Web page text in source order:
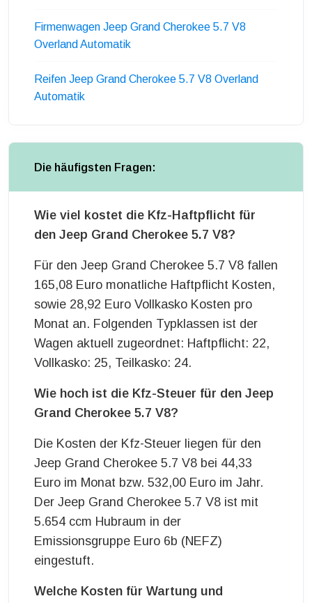
Firmenwagen Jeep Grand Cherokee 5.7 V8
Overland Automatik
Reifen Jeep Grand Cherokee 5.7 V8 Overland
Automatik
Die häufigsten Fragen:
Wie viel kostet die Kfz-Haftpflicht für
den Jeep Grand Cherokee 5.7 V8?
Für den Jeep Grand Cherokee 5.7 V8 fallen
165,08 Euro monatliche Haftpflicht Kosten,
sowie 28,92 Euro Vollkasko Kosten pro
Monat an. Folgenden Typklassen ist der
Wagen aktuell zugeordnet: Haftpflicht: 22,
Vollkasko: 25, Teilkasko: 24.
Wie hoch ist die Kfz-Steuer für den Jeep
Grand Cherokee 5.7 V8?
Die Kosten der Kfz-Steuer liegen für den
Jeep Grand Cherokee 5.7 V8 bei 44,33
Euro im Monat bzw. 532,00 Euro im Jahr.
Der Jeep Grand Cherokee 5.7 V8 ist mit
5.654 ccm Hubraum in der
Emissionsgruppe Euro 6b (NEFZ)
eingestuft.
Welche Kosten für Wartung und